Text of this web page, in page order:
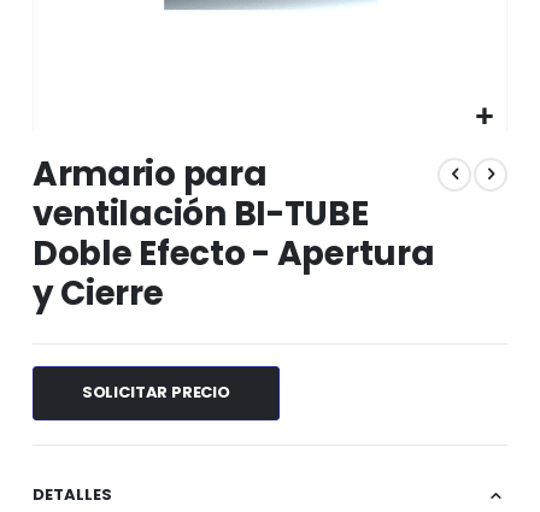
al
comienzo
de
la
galería
de
imágenes
Armario para
ventilación BI-TUBE
Doble Efecto - Apertura
y Cierre
SOLICITAR PRECIO
DETALLES